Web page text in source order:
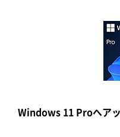
Windows 11 Proへア